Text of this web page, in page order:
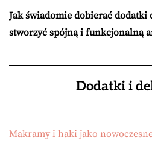
Jak świadomie dobierać dodatki
stworzyć spójną i funkcjonalną
Dodatki i
Makramy i haki jako